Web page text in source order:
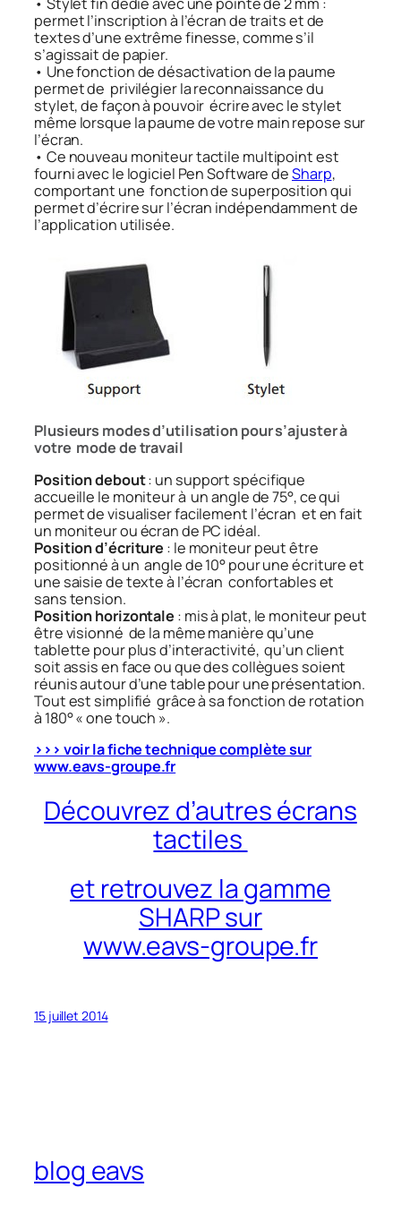
permet l’inscription à l’écran de traits et de
textes d’une extrême finesse, comme s’il
s’agissait de papier.
• Une fonction de désactivation de la paume
permet de privilégier la reconnaissance du
stylet, de façon à pouvoir écrire avec le stylet
même lorsque la paume de votre main repose sur
l’écran.
• Ce nouveau moniteur tactile multipoint est
fourni avec le logiciel Pen Software deSharp,
comportant une fonction de superposition qui
permet d’écrire sur l’écran indépendamment de
l’application utilisée.
Plusieurs modes d’utilisation pour s’ajuster à
votre mode de travail
Position debout: un support spécifique
accueille le moniteur à un angle de 75°, ce qui
permet de visualiser facilement l’écran et en fait
un moniteur ou écran de PC idéal.
Position d’écriture : le moniteur peut être
positionné à un angle de 10° pour une écriture et
une saisie de texte à l’écran confortables et
sans tension.
Position horizontale : mis à plat, le moniteur peut
être visionné de la même manière qu’une
tablette pour plus d’interactivité, qu’un client
soit assis en face ou que des collègues soient
réunis autour d’une table pour une présentation.
Tout est simplifié grâce à sa fonction de rotation
à 180° « one touch ».
>>> voir la fiche technique complète sur
www.eavs-groupe.fr
Découvrez d’autres écrans
tactiles
et retrouvez la gamme
SHARP sur
www.eavs-groupe.fr
15 juillet 2014
blog eavs